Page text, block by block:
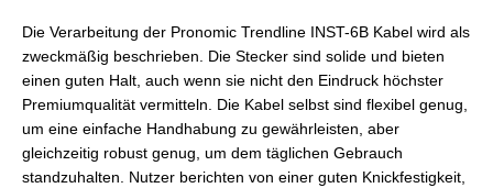
Die Verarbeitung der Pronomic Trendline INST-6B Kabel wird als
zweckmäßig beschrieben. Die Stecker sind solide und bieten
einen guten Halt, auch wenn sie nicht den Eindruck höchster
Premiumqualität vermitteln. Die Kabel selbst sind flexibel genug,
um eine einfache Handhabung zu gewährleisten, aber
gleichzeitig robust genug, um dem täglichen Gebrauch
standzuhalten. Nutzer berichten von einer guten Knickfestigkeit,